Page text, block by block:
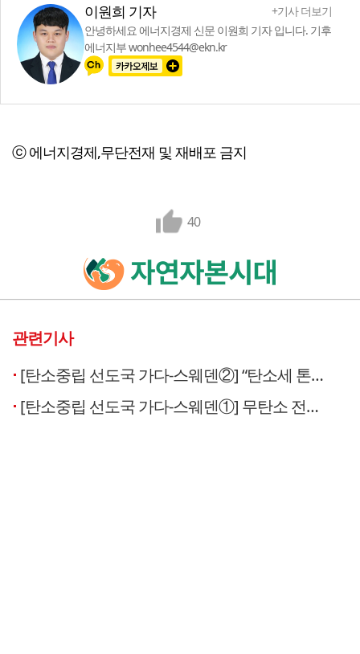
이원희 기자
+기사 더보기
안녕하세요 에너지경제 신문 이원희 기자 입니다. 기후
에너지부 wonhee4544@ekn.kr
ⓒ 에너지경제,무단전재 및 재배포 금지
40
관련기사
[탄소중립 선도국 가다-스웨덴②] “탄소세 톤당 118유로 부과, 국민 수용성 위해 근로소득세 낮춰”
[탄소중립 선도국 가다-스웨덴①] 무탄소 전력 99%…송전제약 문제는 한국과 동병상련